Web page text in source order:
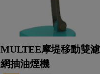
MULTEE摩堤移動雙濾
網抽油煙機